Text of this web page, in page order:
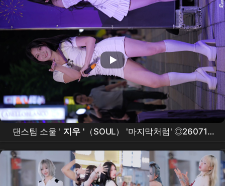
댄스팀 소울 ' 지우 '（SOUL） '마지막처럼' ◎260710
송내로데오 퇴근길음악회 피벗캠 by Raon